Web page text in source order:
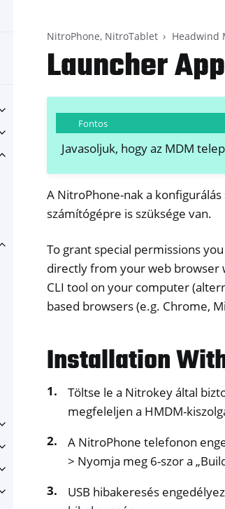
Toggle navigation of Nitrokeys
Toggle navigation of NitroPad, NitroPC
Toggle navigation of NitroPhone, NitroTablet
Toggle navigation of Headwind MDM (HMDM)
Toggle navigation of NextBox
Toggle navigation of NetHSM
Toggle navigation of NitroWall
Toggle navigation of NitroWall NW750
NitroPhone, NitroTablet Headwind
Launcher
Fontos
Javasoljuk, hogy az MDM
A NitroPhone-nak a
számítógépre is szüksége van.
To grant special permissions
directly from your web browser
CLI tool on your computer
based browsers (e.g. Chrome,
Installation
Töltse le a Nitrokey által
megfeleljen a HMDM-
A NitroPhone telefonon
> Nyomja meg 6-szor a
USB hibakeresés